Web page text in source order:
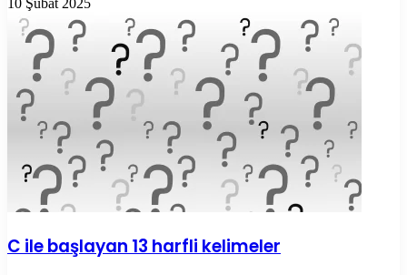
10 Şubat 2025
C ile başlayan 13 harfli kelimeler